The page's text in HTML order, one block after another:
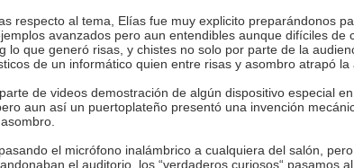
respecto al tema, Elías fue muy explicito preparándonos
avanzados pero aun entendibles aunque difíciles de
lo que generó risas, y chistes no solo por parte de la
de un informático quien entre risas y asombro atrapó la
de videos demostración de algún dispositivo especial
aun así un puertoplateño presentó una invención
el micrófono inalámbrico a cualquiera del salón,
el auditorio, los “verdaderos curiosos“ pasamos